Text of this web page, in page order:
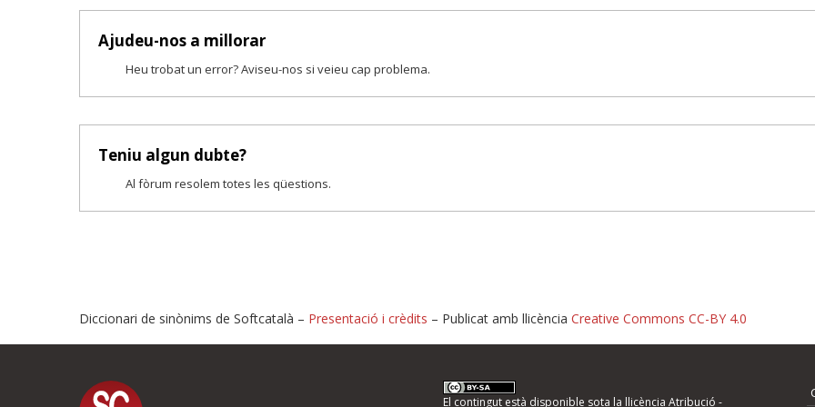
Ajudeu-nos a millorar
Heu trobat un error? Aviseu-nos si veieu cap problema.
Teniu algun dubte?
Al fòrum resolem totes les qüestions.
Proposeu-nos millores o informeu d'errors
Diccionari de sinònims de Softcatalà – Presentació i crèdits – Publicat amb llicència Creative Commons CC-BY 4.0
El contingut està disponible sota la llicència Atribució -